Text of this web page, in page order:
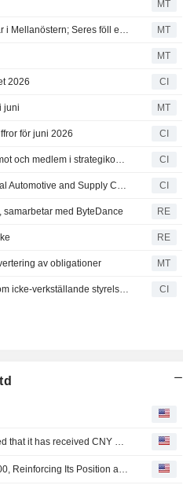
MT
Hongkongbörsen motståndskraftig trots spänningar i Mellanöstern; Seres föll efter vinstvarning MT
MT
2026 CI
juni MT
för juni 2026 CI
Seres Group utser Gao Zhenghao till styrelseledamot och medlem i strategikommittén CI
DFSK avtäcker högerstyrda E5 Plus på International Automotive and Supply Chain Expo 2026 i Hongkong CI
med ByteDance RE
RE
av obligationer MT
Seres Group Co., Ltd. meddelar att Li Wei avgår som icke-verkställande styrelseledamot och ledamot i relevant styrelseutskott med verkan från den 2 juni 2026 CI